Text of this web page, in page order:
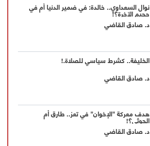
نوال السعداوي.. خالدة: في ضمير الدنيا أم في
جحيم الآخرة؟!
د. صادق القاضي
الخليفة.. كشرط سياسي للصلاة.!
د. صادق القاضي
هدف معركة "الإخوان" في تعز.. طارق أم
الحوثي؟!
د. صادق القاضي